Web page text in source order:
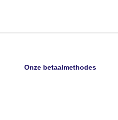
Onze betaalmethodes